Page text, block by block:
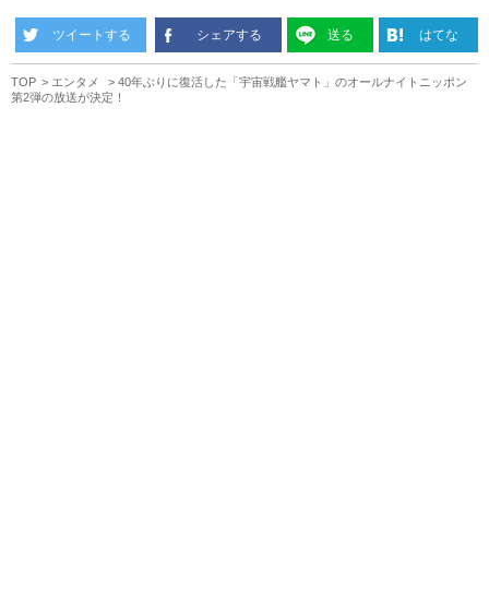
ツイートする シェアする 送る はてな
TOP エンタメ
40年ぶりに復活した「宇宙戦艦ヤマト」のオールナイトニッポン
第2弾の放送が決定！